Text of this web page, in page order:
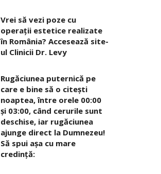
Vrei să vezi poze cu
operații estetice realizate
în România? Accesează site-
ul Clinicii Dr. Levy
Rugăciunea puternică pe
care e bine să o citești
noaptea, între orele 00:00
și 03:00, când cerurile sunt
deschise, iar rugăciunea
ajunge direct la Dumnezeu!
Să spui așa cu mare
credință: